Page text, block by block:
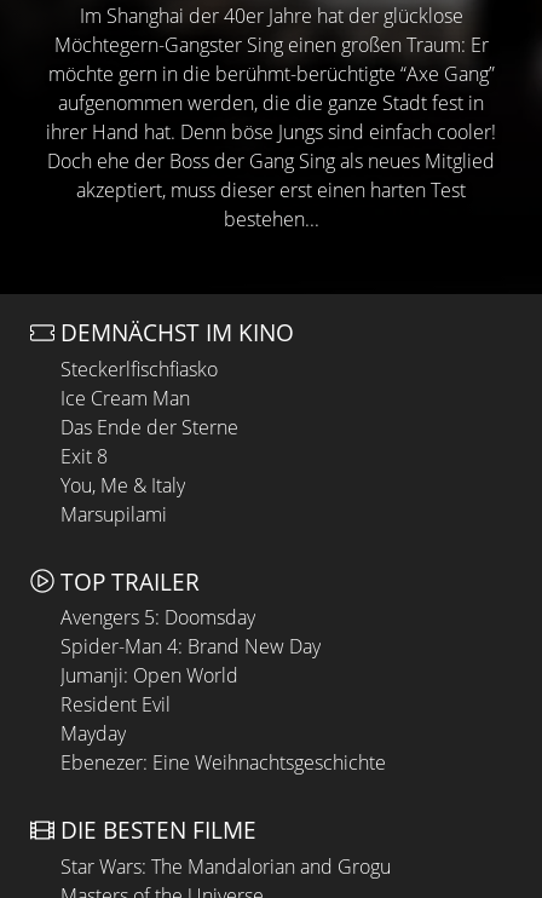
Im Shanghai der 40er Jahre hat der glücklose
Möchtegern-Gangster Sing einen großen Traum: Er
möchte gern in die berühmt-berüchtigte “Axe Gang”
aufgenommen werden, die die ganze Stadt fest in
ihrer Hand hat. Denn böse Jungs sind einfach cooler!
Doch ehe der Boss der Gang Sing als neues Mitglied
akzeptiert, muss dieser erst einen harten Test
bestehen...
DEMNÄCHST IM KINO
Steckerlfischfiasko
Ice Cream Man
Das Ende der Sterne
Exit 8
You, Me & Italy
Marsupilami
TOP TRAILER
Avengers 5: Doomsday
Spider-Man 4: Brand New Day
Jumanji: Open World
Resident Evil
Mayday
Ebenezer: Eine Weihnachtsgeschichte
DIE BESTEN FILME
Star Wars: The Mandalorian and Grogu